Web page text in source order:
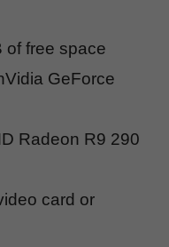
of free space
GeForce
Radeon R9 290
card or